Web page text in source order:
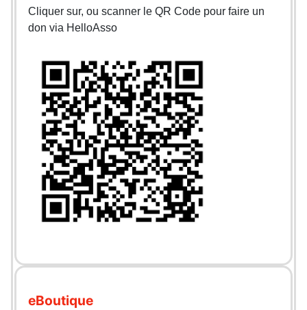
Cliquer sur, ou scanner le QR Code pour faire un
don via HelloAsso
eBoutique